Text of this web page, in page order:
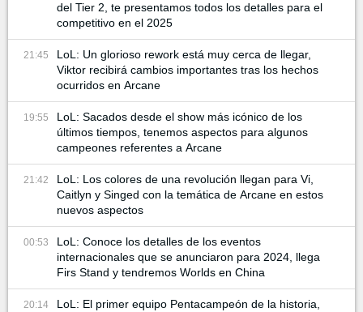
del Tier 2, te presentamos todos los detalles para el
competitivo en el 2025
21:45
LoL: Un glorioso rework está muy cerca de llegar,
Viktor recibirá cambios importantes tras los hechos
ocurridos en Arcane
19:55
LoL: Sacados desde el show más icónico de los
últimos tiempos, tenemos aspectos para algunos
campeones referentes a Arcane
21:42
LoL: Los colores de una revolución llegan para Vi,
Caitlyn y Singed con la temática de Arcane en estos
nuevos aspectos
00:53
LoL: Conoce los detalles de los eventos
internacionales que se anunciaron para 2024, llega
Firs Stand y tendremos Worlds en China
20:14
LoL: El primer equipo Pentacampeón de la historia,